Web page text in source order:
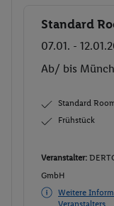
Buchen
Standard
07.01. -
Ab/ bis
Standard
Frühstück
Veranstalter:
GmbH
Weitere
Veranstalters